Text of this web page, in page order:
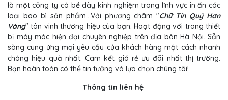
là một công ty có bề dày kinh nghiệm trong lĩnh vực in ấn các
loại bao bì sản phẩm...Với phương châm "Chữ Tín Quý Hơn
Vàng" tôn vinh thương hiệu của bạn. Hoạt động với trang thiết
bị máy móc hiện đại chuyên nghiệp trên địa bàn Hà Nội. Sẵn
sàng cung ứng mọi yêu cầu của khách hàng một cách nhanh
chóng hiệu quả nhất. Cam kết giá rẻ ưu đãi nhất thị trường.
Bạn hoàn toàn có thể tin tưởng và lựa chọn chúng tôi!
Thông tin liên hệ